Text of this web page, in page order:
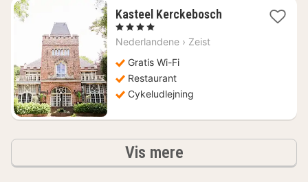
Kasteel Kerckebosch1
, 4 Stjerner
Nederlandene › Zeist
Gratis Wi-Fi
Restaurant
Cykeludlejning
Vis mereresultater